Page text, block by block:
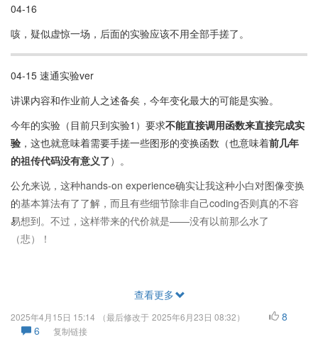
04-16
咳，疑似虚惊一场，后面的实验应该不用全部手搓了。
04-15 速通实验ver
讲课内容和作业前人之述备矣，今年变化最大的可能是实验。
今年的实验（目前只到实验1）要求不能直接调用函数来直接完成实
验 ，这也就意味着需要手搓一些图形的变换函数（也意味着前几年
的祖传代码没有意义了）。
公允来说，这种hands-on experience确实让我这种小白对图像变换
的基本算法有了了解，而且有些细节除非自己coding否则真的不容
易想到。不过，这样带来的代价就是——没有以前那么水了
（悲）！
查看更多
2025年4月15日 15:14 （最后修改于 2025年6月23日 08:32）
8
6
复制链接